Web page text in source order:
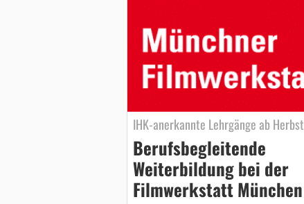
IHK-anerkannte Lehrgänge ab Herbst
Berufsbegleitende
Weiterbildung bei der
Filmwerkstatt München